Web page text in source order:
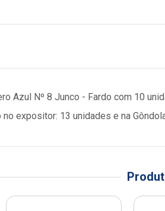
Azul Nº 8 Junco - Fardo com 10
expositor: 13 unidades e na